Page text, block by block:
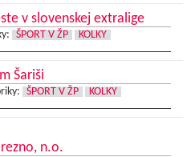
v slovenskej extralige
ŠPORT V ŽP KOLKY
Šariši
ŠPORT V ŽP KOLKY
n.o.